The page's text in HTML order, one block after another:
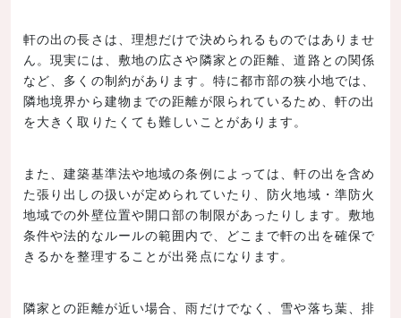
軒の出の長さは、理想だけで決められるものではありませ
ん。現実には、敷地の広さや隣家との距離、道路との関係
など、多くの制約があります。特に都市部の狭小地では、
隣地境界から建物までの距離が限られているため、軒の出
を大きく取りたくても難しいことがあります。
また、建築基準法や地域の条例によっては、軒の出を含め
た張り出しの扱いが定められていたり、防火地域・準防火
地域での外壁位置や開口部の制限があったりします。敷地
条件や法的なルールの範囲内で、どこまで軒の出を確保で
きるかを整理することが出発点になります。
隣家との距離が近い場合、雨だけでなく、雪や落ち葉、排